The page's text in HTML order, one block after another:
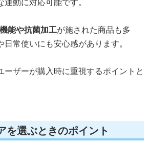
能や抗菌加工が施された商品も多
日常使いにも安心感があります。
ーザーが購入時に重視するポイントと
を選ぶときのポイント